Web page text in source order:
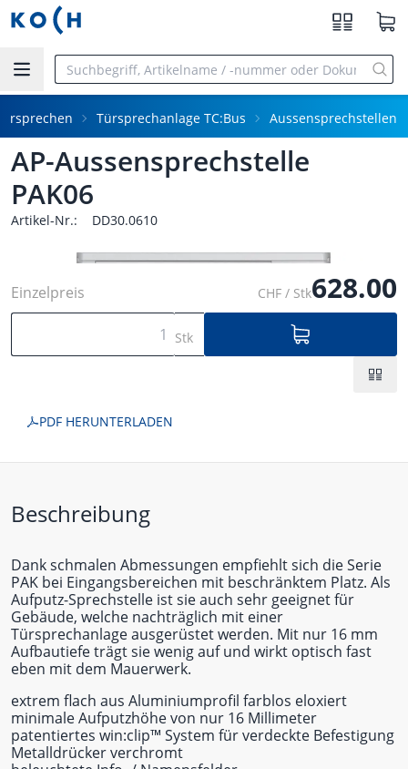
Zum Hauptinhalt springen
Türsprechanlage TC:Bus Aussensprechstellen
AP-Aussensprechstelle
PAK06
Artikel-Nr.: DD30.0610
Einzelpreis CHF / Stk628.00
Stk
PDF HERUNTERLADEN
Beschreibung
Dank schmalen Abmessungen empfiehlt sich die Serie
PAK bei Eingangsbereichen mit beschränktem Platz. Als
Aufputz-Sprechstelle ist sie auch sehr geeignet für
Gebäude, welche nachträglich mit einer
Türsprechanlage ausgerüstet werden. Mit nur 16 mm
Aufbautiefe trägt sie wenig auf und wirkt optisch fast
eben mit dem Mauerwerk.
extrem flach aus Aluminiumprofil farblos eloxiert
minimale Aufputzhöhe von nur 16 Millimeter
patentiertes win:clip™ System für verdeckte Befestigung
Metalldrücker verchromt